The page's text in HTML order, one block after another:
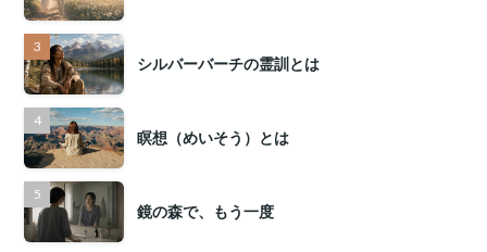
シルバーバーチの霊訓とは
瞑想（めいそう）とは
鏡の森で、もう一度